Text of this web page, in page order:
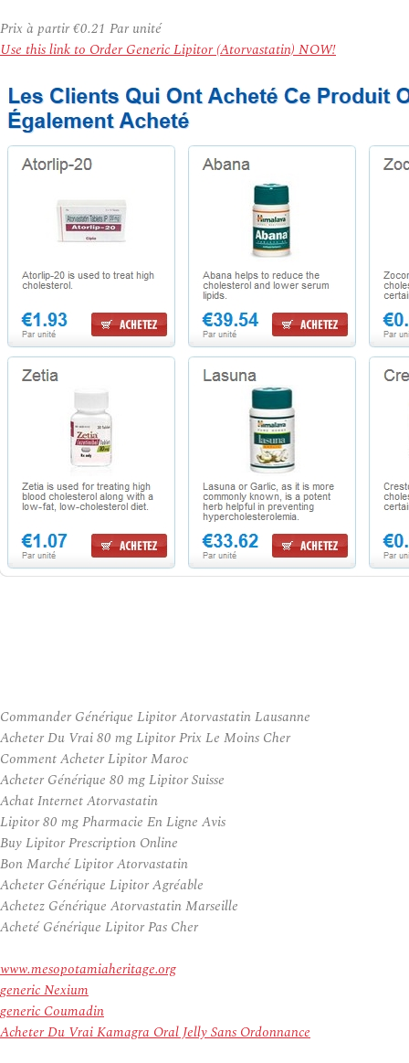
Prix à partir€0.21 Par unité
Use this link to Order Generic Lipitor (Atorvastatin) NOW!
Commander Générique Lipitor Atorvastatin Lausanne
Acheter Du Vrai 80 mg Lipitor Prix Le Moins Cher
Comment Acheter Lipitor Maroc
Acheter Générique 80 mg Lipitor Suisse
Achat Internet Atorvastatin
Lipitor 80 mg Pharmacie En Ligne Avis
Buy Lipitor Prescription Online
Bon Marché Lipitor Atorvastatin
Acheter Générique Lipitor Agréable
Achetez Générique Atorvastatin Marseille
Acheté Générique Lipitor Pas Cher
www.mesopotamiaheritage.org
generic Nexium
generic Coumadin
Acheter Du Vrai Kamagra Oral Jelly Sans Ordonnance